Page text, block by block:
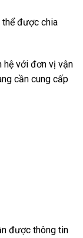
thể được chia
hệ với đơn vị vận
cần cung cấp
được thông tin